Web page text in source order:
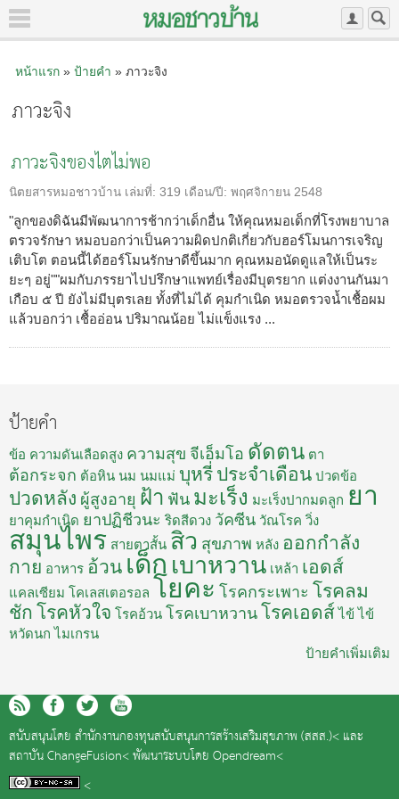
หน้าแรก» ป้ายคำ » ภาวะจิง
ภาวะจิง
ภาวะจิงของไตไม่พอ
นิตยสารหมอชาวบ้าน เล่มที่: 319 เดือน/ปี: พฤศจิกายน 2548
"ลูกของดิฉันมีพัฒนาการช้ากว่าเด็กอื่น ให้คุณหมอเด็กที่โรงพยาบาล
ตรวจรักษา หมอบอกว่าเป็นความผิดปกติเกี่ยวกับฮอร์โมนการเจริญ
เติบโต ตอนนี้ได้ฮอร์โมนรักษาดีขึ้นมาก คุณหมอนัดดูแลให้เป็นระ
ยะๆ อยู่""ผมกับภรรยาไปปรึกษาแพทย์เรื่องมีบุตรยาก แต่งงานกันมา
เกือบ ๕ ปี ยังไม่มีบุตรเลย ทั้งที่ไม่ได้ คุมกำเนิด หมอตรวจน้ำเชื้อผม
แล้วบอกว่า เชื้ออ่อน ปริมาณน้อย ไม่แข็งแรง ...
ป้ายคำ
ข้อ ความดันเลือดสูง ความสุข จีเอ็มโอ ดัดตน ตา
ต้อกระจก ต้อหิน นม นมแม่ บุหรี่ ประจำเดือน ปวดข้อ
ปวดหลัง ผู้สูงอายุ ฝ้า ฟัน มะเร็ง มะเร็งปากมดลูก ยา
ยาคุมกำเนิด ยาปฏิชีวนะ ริดสีดวง วัคซีน วัณโรค วิ่ง
สมุนไพร สายตาสั้น สิว สุขภาพ หลัง ออกกำลัง
กาย อาหาร อ้วน เด็ก เบาหวาน เหล้า เอดส์
แคลเซียม โคเลสเตอรอล โยคะ โรคกระเพาะ โรคลม
ชัก โรคหัวใจ โรคอ้วน โรคเบาหวาน โรคเอดส์ ไข้ ไข้
หวัดนก ไมเกรน
ป้ายคำเพิ่มเติม
สนับสนุนโดย สำนักงานกองทุนสนับสนุนการสร้างเสริมสุขภาพ (สสส.)< และ
สถาบัน ChangeFusion<พัฒนาระบบโดย Opendream<
<